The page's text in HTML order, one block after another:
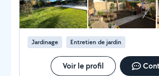
Jardinage Entretien de jardin
Voir le profil